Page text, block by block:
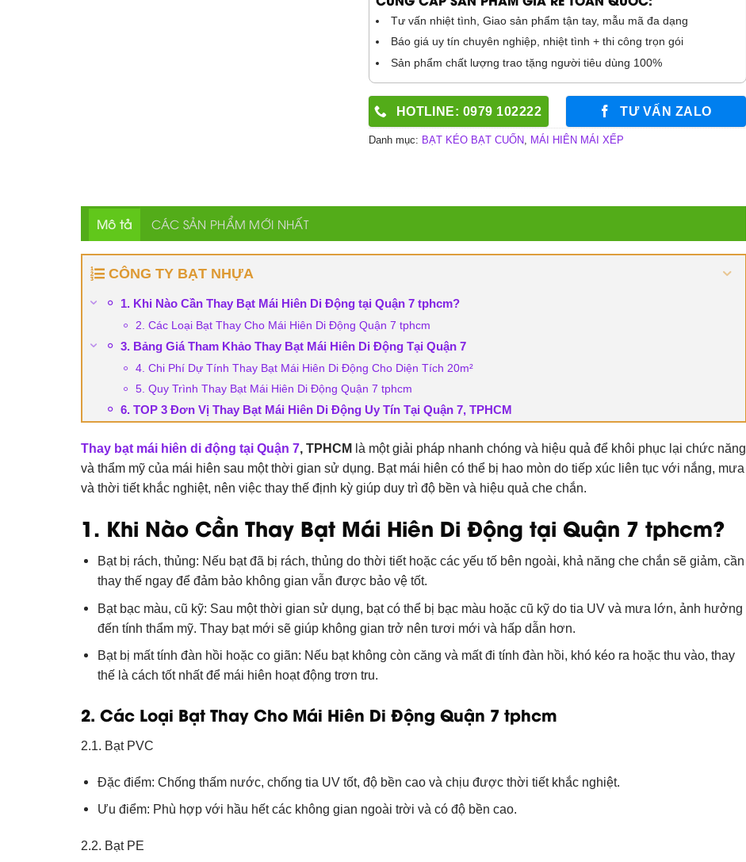
Tư vấn nhiệt tình, Giao sản phẩm tận tay, mẫu mã đa dạng
Báo giá uy tín chuyên nghiệp, nhiệt tình + thi công trọn gói
Sản phẩm chất lượng trao tặng người tiêu dùng 100%
HOTLINE: 0979 102222 TƯ VẤN ZALO
Danh mục: BẠT KÉO BẠT CUỐN, MÁI HIÊN MÁI XẾP
Mô tả CÁC SẢN PHẨM MỚI NHẤT
CÔNG TY BẠT NHỰA
1. Khi Nào Cần Thay Bạt Mái Hiên Di Động tại Quận 7 tphcm?
2. Các Loại Bạt Thay Cho Mái Hiên Di Động Quận 7 tphcm
3. Bảng Giá Tham Khảo Thay Bạt Mái Hiên Di Động Tại Quận 7
4. Chi Phí Dự Tính Thay Bạt Mái Hiên Di Động Cho Diện Tích 20m²
5. Quy Trình Thay Bạt Mái Hiên Di Động Quận 7 tphcm
6. TOP 3 Đơn Vị Thay Bạt Mái Hiên Di Động Uy Tín Tại Quận 7, TPHCM
Thay bạt mái hiên di động tại Quận 7, TPHCM là một giải pháp nhanh chóng và hiệu quả để khôi phục lại chức năng
và thẩm mỹ của mái hiên sau một thời gian sử dụng. Bạt mái hiên có thể bị hao mòn do tiếp xúc liên tục với nắng, mưa
và thời tiết khắc nghiệt, nên việc thay thế định kỳ giúp duy trì độ bền và hiệu quả che chắn.
1. Khi Nào Cần Thay Bạt Mái Hiên Di Động tại Quận 7 tphcm?
Bạt bị rách, thủng: Nếu bạt đã bị rách, thủng do thời tiết hoặc các yếu tố bên ngoài, khả năng che chắn sẽ giảm, cần
thay thế ngay để đảm bảo không gian vẫn được bảo vệ tốt.
Bạt bạc màu, cũ kỹ: Sau một thời gian sử dụng, bạt có thể bị bạc màu hoặc cũ kỹ do tia UV và mưa lớn, ảnh hưởng
đến tính thẩm mỹ. Thay bạt mới sẽ giúp không gian trở nên tươi mới và hấp dẫn hơn.
Bạt bị mất tính đàn hồi hoặc co giãn: Nếu bạt không còn căng và mất đi tính đàn hồi, khó kéo ra hoặc thu vào, thay
thế là cách tốt nhất để mái hiên hoạt động trơn tru.
2. Các Loại Bạt Thay Cho Mái Hiên Di Động Quận 7 tphcm
2.1. Bạt PVC
Đặc điểm: Chống thấm nước, chống tia UV tốt, độ bền cao và chịu được thời tiết khắc nghiệt.
Ưu điểm: Phù hợp với hầu hết các không gian ngoài trời và có độ bền cao.
2.2. Bạt PE